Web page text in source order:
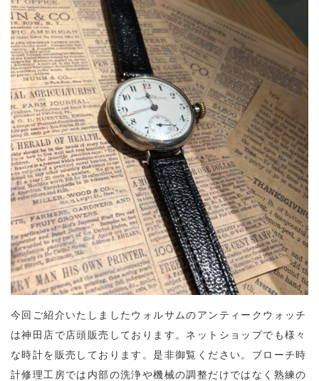
今回ご紹介いたしましたウォルサムのアンティークウォッチ
は神田店で店頭販売しております。ネットショップでも様々
な時計を販売しております。是非御覧ください。ブローチ時
計修理工房では内部の洗浄や機械の調整だけではなく熟練の